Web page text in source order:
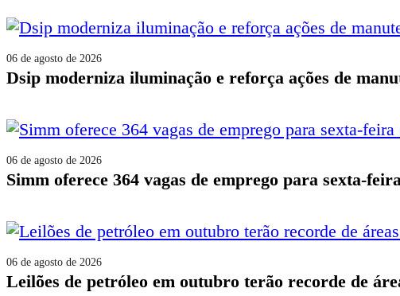
06 de agosto de 2026
dsip moderniza iluminação e reforça ações de
06 de agosto de 2026
simm oferece 364 vagas de emprego para sexta-
06 de agosto de 2026
leilões de petróleo em outubro terão recorde de